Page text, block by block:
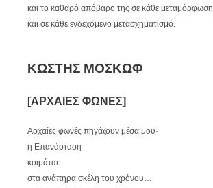
και το καθαρό απόβαρο της σε κάθε μεταμόρφωση
και σε κάθε ενδεχόμενο μετασχηματισμό.
ΚΩΣΤΗΣ ΜΟΣΚΩΦ
[ΑΡΧΑΙΕΣ ΦΩΝΕΣ]
Αρχαίες φωνές πηγάζουν μέσα μου·
η Επανάσταση
κοιμάται
στα ανάπηρα σκέλη του χρόνου…